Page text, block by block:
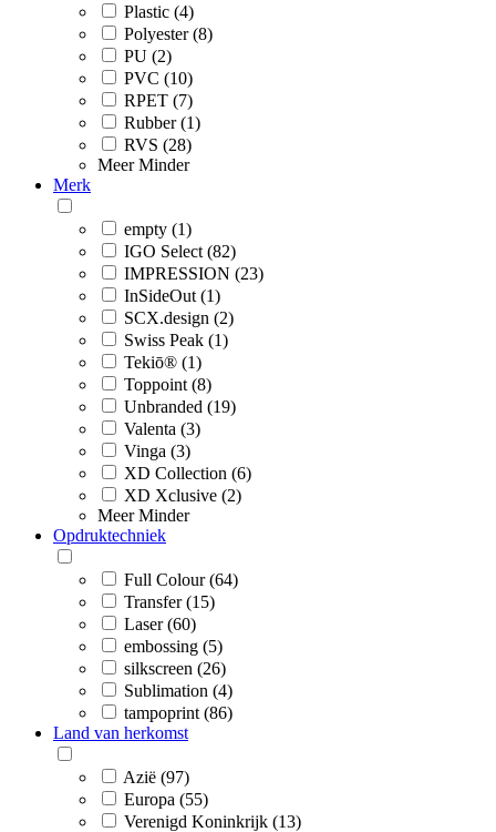
Plastic (4)
Polyester (8)
PU (2)
PVC (10)
RPET (7)
Rubber (1)
RVS (28)
Meer Minder
Merk
empty (1)
IGO Select (82)
IMPRESSION (23)
InSideOut (1)
SCX.design (2)
Swiss Peak (1)
Tekiō® (1)
Toppoint (8)
Unbranded (19)
Valenta (3)
Vinga (3)
XD Collection (6)
XD Xclusive (2)
Meer Minder
Opdruktechniek
Full Colour (64)
Transfer (15)
Laser (60)
embossing (5)
silkscreen (26)
Sublimation (4)
tampoprint (86)
Land van herkomst
Azië (97)
Europa (55)
Verenigd Koninkrijk (13)